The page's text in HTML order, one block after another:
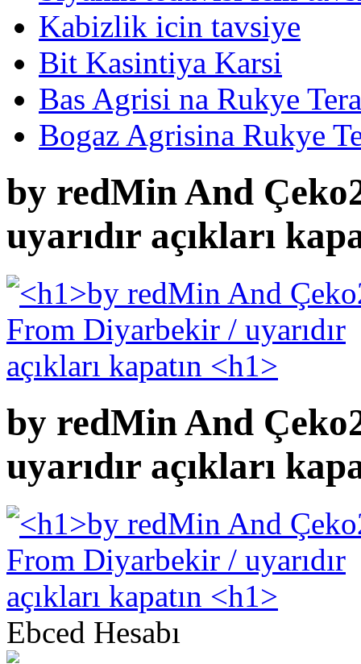
Kabizlik icin tavsiye
Bit Kasintiya Karsi
Bas Agrisi na Rukye
Bogaz Agrisina Rukye
by redMin And
uyarıdır açıkları
by redMin And
uyarıdır açıkları
Ebced Hesabı